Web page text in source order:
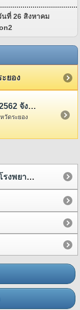
ที่ 26 สิงหาคม
ยอง
วัดระยอง
วัดระยอง
สมาคมและชมรมผู้บริหารการพยาบาลโรงพยาบาลชุมชน